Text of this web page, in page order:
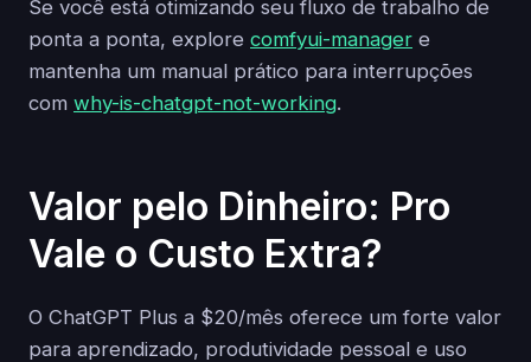
Se você está otimizando seu fluxo de trabalho de
ponta a ponta, explore comfyui-manager e
mantenha um manual prático para interrupções
com why-is-chatgpt-not-working.
Valor pelo Dinheiro: Pro
Vale o Custo Extra?
O ChatGPT Plus a $20/mês oferece um forte valor
para aprendizado, produtividade pessoal e uso